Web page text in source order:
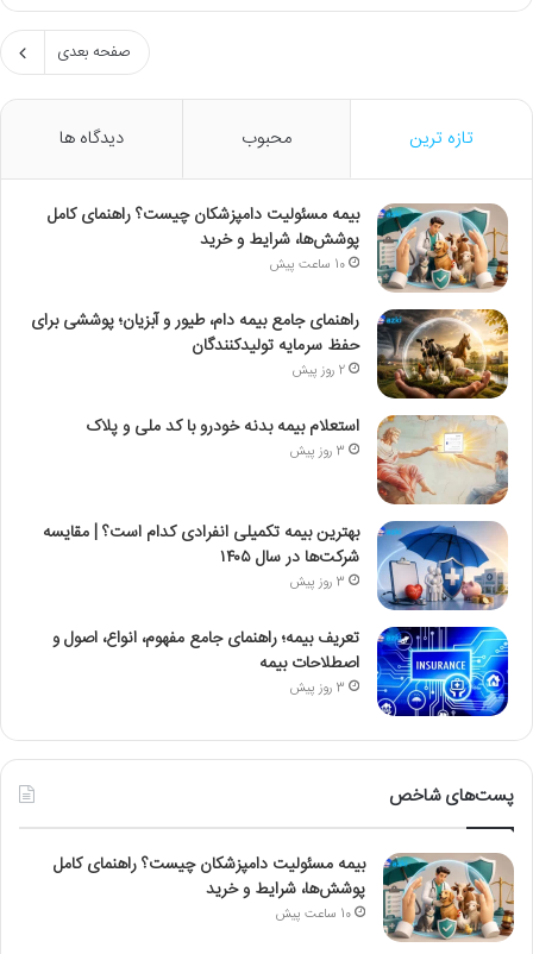
صفحه بعدی
تازه ترین محبوب دیدگاه ها
بیمه مسئولیت دامپزشکان چیست؟ راهنمای کامل
پوشش‌ها، شرایط و خرید
10 ساعت پیش
راهنمای جامع بیمه دام، طیور و آبزیان؛ پوششی برای
حفظ سرمایه تولیدکنندگان
2 روز پیش
استعلام بیمه بدنه خودرو با کد ملی و پلاک
3 روز پیش
بهترین بیمه تکمیلی انفرادی کدام است؟ | مقایسه
شرکت‌ها در سال ۱۴۰۵
3 روز پیش
تعریف بیمه؛ راهنمای جامع مفهوم، انواع، اصول و
اصطلاحات بیمه
3 روز پیش
پست‌های شاخص
بیمه مسئولیت دامپزشکان چیست؟ راهنمای کامل
پوشش‌ها، شرایط و خرید
10 ساعت پیش